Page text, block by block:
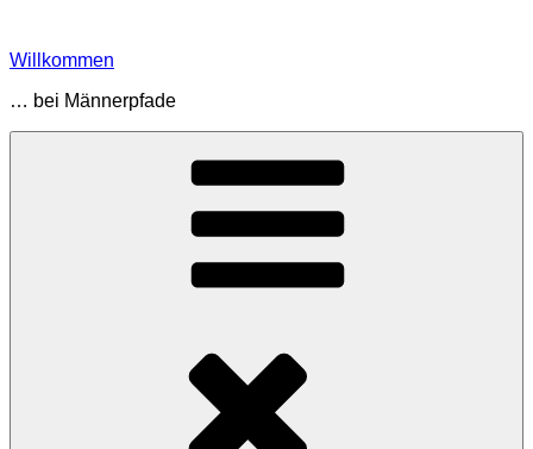
springen
Willkommen
… bei Männerpfade